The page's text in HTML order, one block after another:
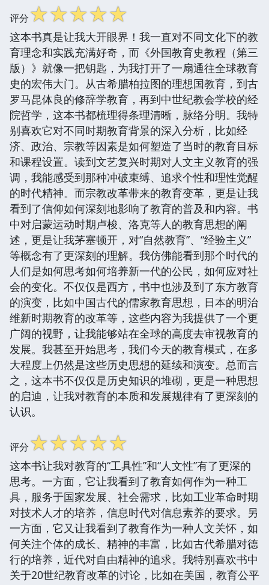
评分☆☆☆☆☆
这本书真是让我大开眼界！我一直对不同文化下的教
育理念和实践充满好奇，而《外国教育史教程（第三
版）》就像一把钥匙，为我打开了一扇通往全球教育
史的宏伟大门。从古希腊柏拉图的理想国教育，到古
罗马昆体良的修辞学教育，再到中世纪教会学校的经
院哲学，这本书都梳理得条理清晰，脉络分明。我特
别喜欢它对不同时期教育背景的深入分析，比如经
济、政治、宗教等因素是如何塑造了当时的教育目标
和课程设置。读到文艺复兴时期对人文主义教育的强
调，我能感受到那种冲破束缚、追求个性和理性觉醒
的时代精神。而宗教改革带来的教育变革，更是让我
看到了信仰如何深刻地影响了教育的普及和内容。书
中对启蒙运动时期卢梭、洛克等人的教育思想的阐
述，更是让我茅塞顿开，对“自然教育”、“经验主义”
等概念有了更深刻的理解。我仿佛能看到那个时代的
人们是如何思考如何培养新一代的公民，如何应对社
会的变化。不仅仅是西方，书中也涉及到了东方教育
的演变，比如中国古代的儒家教育思想，日本的明治
维新时期教育的改革等，这些内容为我提供了一个更
广阔的视野，让我能够站在全球的高度去审视教育的
发展。我甚至开始思考，我们今天的教育模式，在多
大程度上仍然是这些历史思想的延续和演变。总而言
之，这本书不仅仅是历史知识的堆砌，更是一种思想
的启迪，让我对教育的本质和发展规律有了更深刻的
认识。
评分☆☆☆☆☆
这本书让我对教育的“工具性”和“人文性”有了更深的
思考。一方面，它让我看到了教育如何作为一种工
具，服务于国家发展、社会需求，比如工业革命时期
对技术人才的培养，信息时代对信息素养的要求。另
一方面，它又让我看到了教育作为一种人文关怀，如
何关注个体的成长、精神的丰富，比如古代希腊对德
行的培养，近代对自由精神的追求。我特别喜欢书中
关于20世纪教育改革的讨论，比如在美国，教育公平